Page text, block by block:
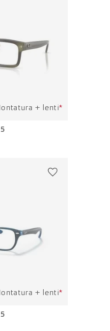
+ lenti*
+ lenti*